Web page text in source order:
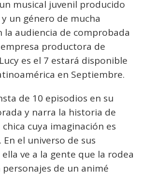
musical juvenil producido
un género de mucha
la audiencia de comprobada
productora de
es el 7 estará disponible
en Septiembre.
de 10 episodios en su
y narra la historia de
cuya imaginación es
el universo de sus
ve a la gente que la rodea
de un animé